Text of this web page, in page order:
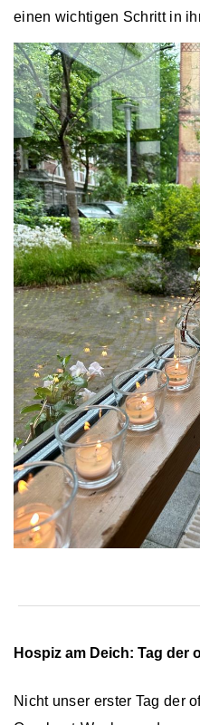
einen wichtigen Schritt in
Hospiz am Deich: Tag der
Nicht unser erster Tag der